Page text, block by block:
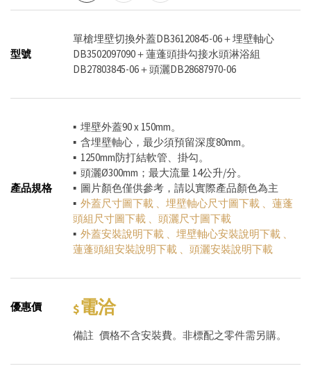
型號
單槍埋壁切換外蓋DB36120845-06＋埋壁軸心
DB3502097090＋蓮蓬頭掛勾接水頭淋浴組
DB27803845-06＋頭灑DB28687970-06
產品規格
▪ 埋壁外蓋90 x 150mm。
▪ 含埋壁軸心，最少須預留深度80mm。
▪ 1250mm防打結軟管、掛勾。
​​​​​​▪ 頭灑Ø300mm；最大流量 14公升/分。
▪ 圖片顏色僅供參考，請以實際產品顏色為主
▪ 外蓋尺寸圖下載 、 埋壁軸心尺寸圖下載 、 蓮蓬
頭組尺寸圖下載 、 頭灑尺寸圖下載
▪ 外蓋安裝說明下載 、 埋壁軸心安裝說明下載 、
蓮蓬頭組安裝說明下載 、 頭灑安裝說明下載
優惠價 電洽
備註 價格不含安裝費。非標配之零件需另購。